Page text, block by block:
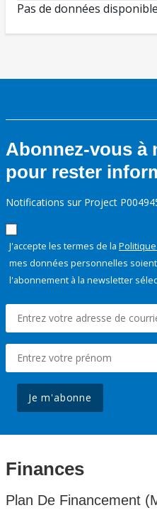
Pas de données
Abonnez-vous à
pour rester
Notifications sur Project
J'accepte les termes de la
mes données personnelles
l'abonnement à la newsletter
Je m'abonne
Finances
Plan De Financement